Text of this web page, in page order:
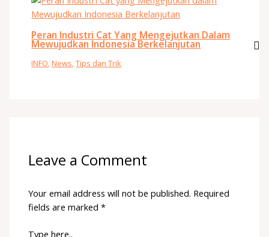
Peran Industri Cat Yang Mengejutkan Dalam
Mewujudkan Indonesia Berkelanjutan
INFO,News,Tips dan Trik
Leave a Comment
Your email address will not be published. Required
fields are marked*
Type here..